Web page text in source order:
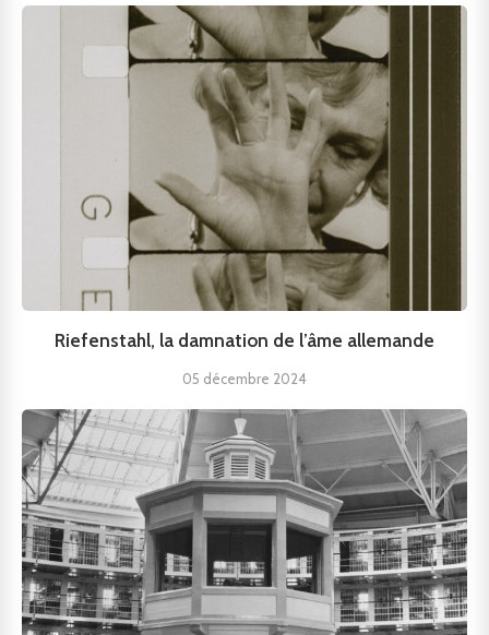
Riefenstahl, la damnation de l’âme allemande
05 décembre 2024